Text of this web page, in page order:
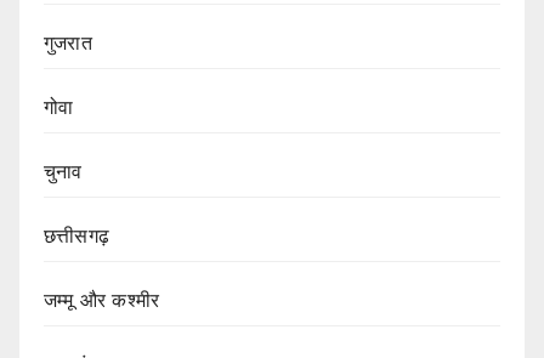
गुजरात
गोवा
चुनाव
छत्तीसगढ़
जम्मू और कश्मीर